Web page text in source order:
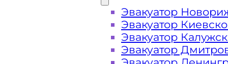
Эвакуатор
Эвакуатор
Эвакуатор
Эвакуатор